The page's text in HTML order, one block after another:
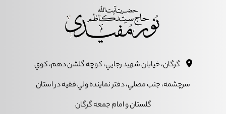
گرگان، خيابان شهيد رجايي، کوچه گلشن دهم، کوي
سرچشمه، جنب مصلي، دفتر نماينده ولي فقيه در استان
گلستان و امام جمعه گرگان